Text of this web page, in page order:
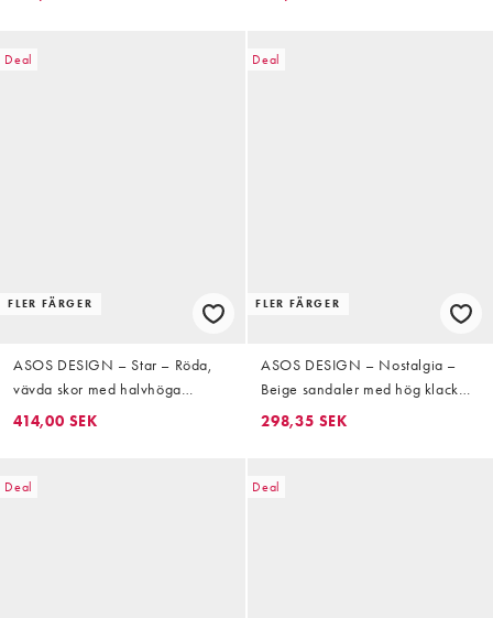
Deal
FLER FÄRGER
ASOS DESIGN – Star – Röda,
vävda skor med halvhöga
klackar och hälrem
414,00 SEK
Deal
FLER FÄRGER
ASOS DESIGN – Nostalgia –
Beige sandaler med hög klack
och T-formad detalj
298,35 SEK
Deal Deal